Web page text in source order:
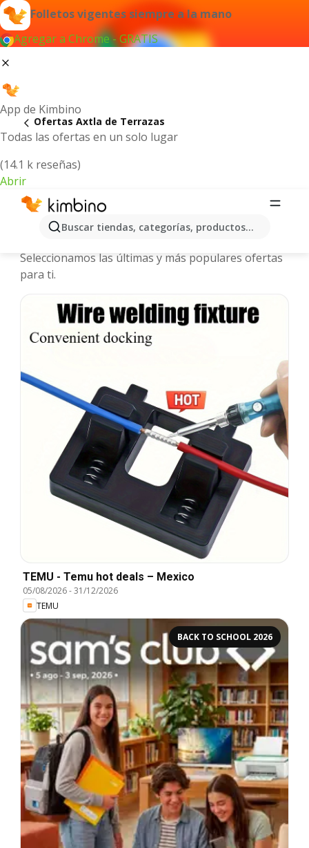
Folletos vigentes siempre a la mano
Agregar a Chrome - GRATIS
App de Kimbino
Todas las ofertas en un solo lugar
(14.1 k reseñas)
Abrir
Buscar tiendas, categorías, productos...
Ofertas Axtla de Terrazas
Axtla de Terrazas - Folletos y ofertas
Seleccionamos las últimas y más populares ofertas
para ti.
TEMU - Temu hot deals – Mexico
05/08/2026-31/12/2026
TEMU
BACK TO SCHOOL 2026